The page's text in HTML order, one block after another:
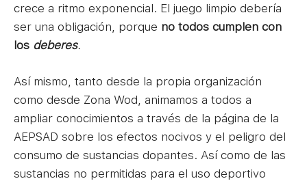
crece a ritmo exponencial. El juego limpio debería
ser una obligación, porque no todos cumplen con
los deberes.
Así mismo, tanto desde la propia organización
como desde Zona Wod, animamos a todos a
ampliar conocimientos a través de la página de la
AEPSAD sobre los efectos nocivos y el peligro del
consumo de sustancias dopantes. Así como de las
sustancias no permitidas para el uso deportivo